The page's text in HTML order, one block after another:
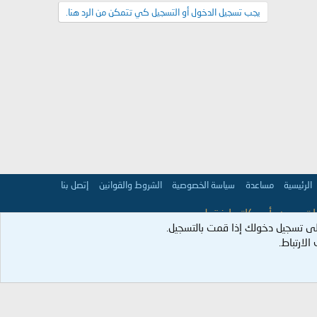
يجب تسجيل الدخول أو التسجيل كي تتمكن من الرد هنا.
الرئيسية مساعدة سياسة الخصوصية الشروط والقوانين إتصل بنا
تعبر عن رأي كاتبها فقط.
تسجيل دخولك إذا قمت بالتسجيل.